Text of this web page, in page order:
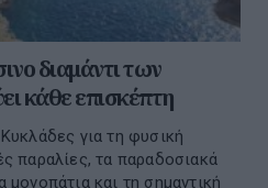
διαμάντι των
κάθε επισκέπτη
για τη φυσική
παραλίες, τα παραδοσιακά
και τη σημαντική